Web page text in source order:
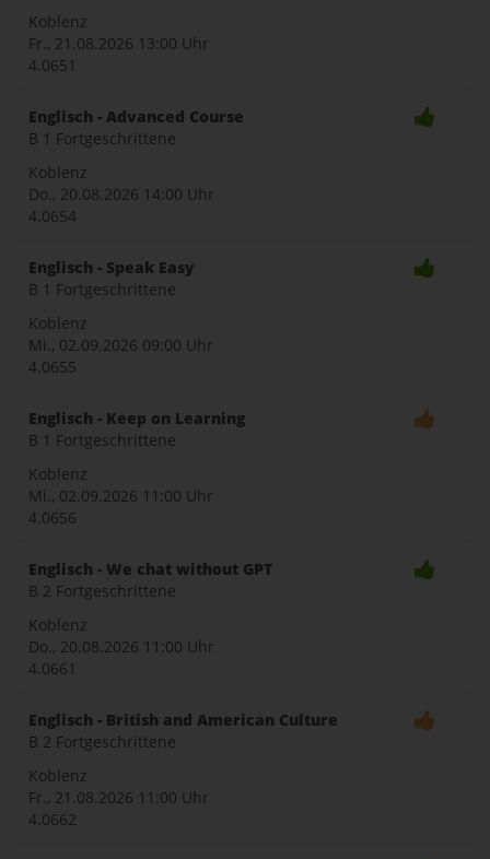
Koblenz
Fr., 21.08.2026 13:00 Uhr
4.0651
Englisch - Advanced Course
B 1 Fortgeschrittene
Koblenz
Do., 20.08.2026 14:00 Uhr
4.0654
Englisch - Speak Easy
B 1 Fortgeschrittene
Koblenz
Mi., 02.09.2026 09:00 Uhr
4.0655
Englisch - Keep on Learning
B 1 Fortgeschrittene
Koblenz
Mi., 02.09.2026 11:00 Uhr
4.0656
Englisch - We chat without GPT
B 2 Fortgeschrittene
Koblenz
Do., 20.08.2026 11:00 Uhr
4.0661
Englisch - British and American Culture
B 2 Fortgeschrittene
Koblenz
Fr., 21.08.2026 11:00 Uhr
4.0662